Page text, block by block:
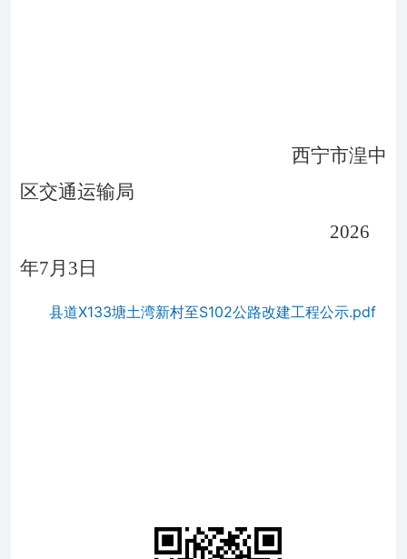
西宁市湟中
区交通运输局
2026
年7 月 3 日
县道X133塘土湾新村至S102公路改建工程公示.pdf